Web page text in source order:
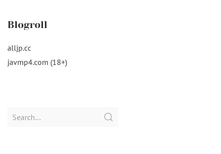
Blogroll
alljp.cc
javmp4.com (18+)
Search